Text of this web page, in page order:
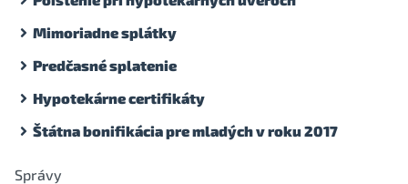
Mimoriadne splátky
Predčasné splatenie
Hypotekárne certifikáty
Štátna bonifikácia pre mladých v roku 2017
Správy